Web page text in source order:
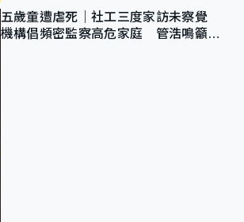
五歲童遭虐死｜社工三度家訪未察覺
機構倡頻密監察高危家庭 管浩鳴籲加